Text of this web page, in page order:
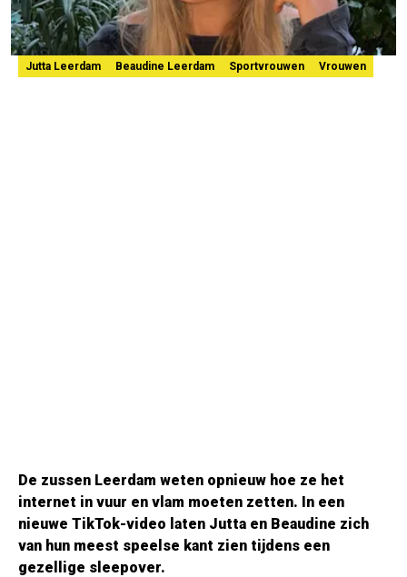
Jutta Leerdam Beaudine Leerdam Sportvrouwen Vrouwen
De zussen Leerdam weten opnieuw hoe ze het
internet in vuur en vlam moeten zetten. In een
nieuwe TikTok-video laten Jutta en Beaudine zich
van hun meest speelse kant zien tijdens een
gezellige sleepover.